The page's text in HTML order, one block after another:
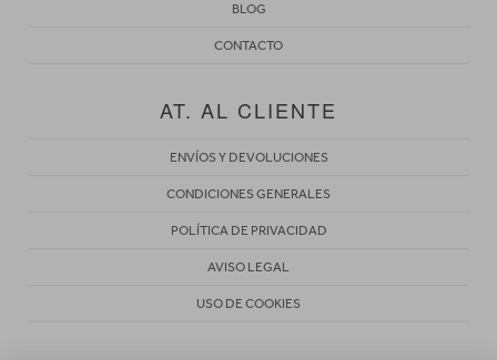
BLOG
CONTACTO
AT. AL CLIENTE
ENVÍOS Y DEVOLUCIONES
CONDICIONES GENERALES
POLÍTICA DE PRIVACIDAD
AVISO LEGAL
USO DE COOKIES